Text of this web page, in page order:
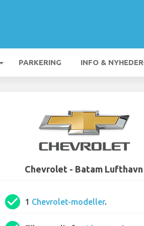
PARKERING INFO & NYHEDER
Chevrolet - Batam Lufthavn
check_circle 1 Chevrolet-modeller.